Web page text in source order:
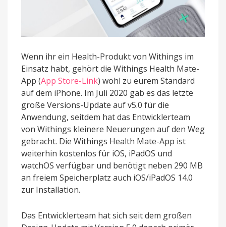
Wenn ihr ein Health-Produkt von Withings im
Einsatz habt, gehört die Withings Health Mate-
App (App Store-Link) wohl zu eurem Standard
auf dem iPhone. Im Juli 2020 gab es das letzte
große Versions-Update auf v5.0 für die
Anwendung, seitdem hat das Entwicklerteam
von Withings kleinere Neuerungen auf den Weg
gebracht. Die Withings Health Mate-App ist
weiterhin kostenlos für iOS, iPadOS und
watchOS verfügbar und benötigt neben 290 MB
an freiem Speicherplatz auch iOS/iPadOS 14.0
zur Installation.
Das Entwicklerteam hat sich seit dem großen